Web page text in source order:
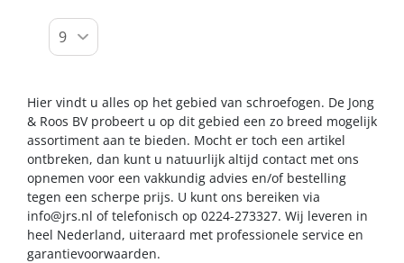
Hier vindt u alles op het gebied van schroefogen. De Jong
& Roos BV probeert u op dit gebied een zo breed mogelijk
assortiment aan te bieden. Mocht er toch een artikel
ontbreken, dan kunt u natuurlijk altijd contact met ons
opnemen voor een vakkundig advies en/of bestelling
tegen een scherpe prijs. U kunt ons bereiken via
info@jrs.nl of telefonisch op 0224-273327. Wij leveren in
heel Nederland, uiteraard met professionele service en
garantievoorwaarden.